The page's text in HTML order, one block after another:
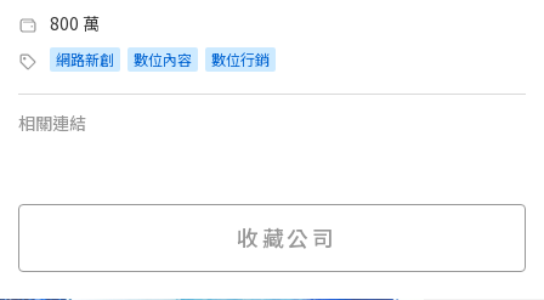
800 萬
網路新創 數位內容 數位行銷
相關連結
收藏公司